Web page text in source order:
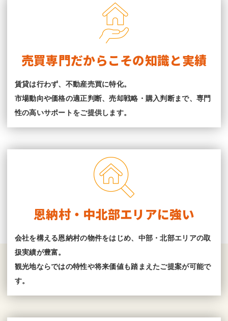
売買専門だからこその知識と実績
賃貸は行わず、不動産売買に特化。
市場動向や価格の適正判断、売却戦略・購入判断まで、専門
性の高いサポートをご提供します。
恩納村・中北部エリアに強い
会社を構える恩納村の物件をはじめ、中部・北部エリアの取
扱実績が豊富。
観光地ならではの特性や将来価値も踏まえたご提案が可能で
す。